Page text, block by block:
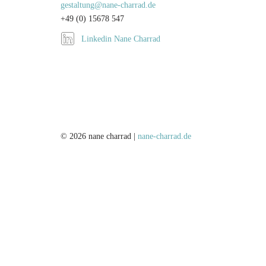
gestaltung@nane-charrad.de
+49 (0) 15678 547
Linkedin Nane Charrad
© 2026 nane charrad | nane-charrad.de